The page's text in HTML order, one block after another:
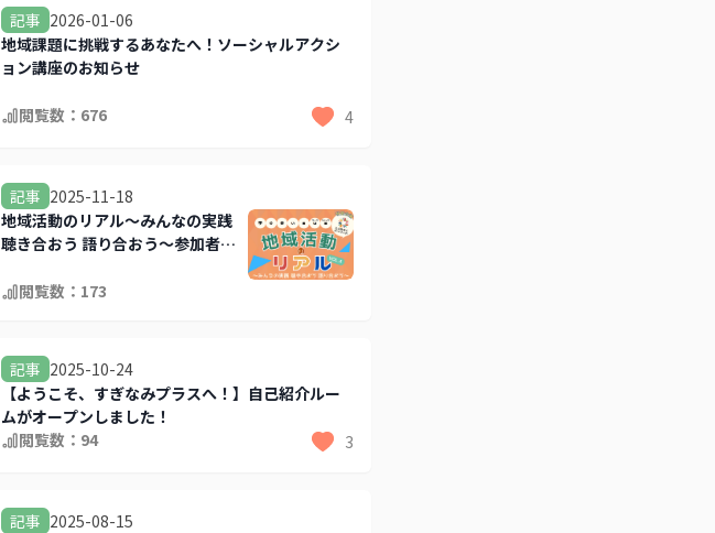
記事 2026-01-06
地域課題に挑戦するあなたへ！ソーシャルアクシ
ョン講座のお知らせ
閲覧数： 676 4
記事 2025-11-18
地域活動のリアル～みんなの実践
聴き合おう 語り合おう～参加者募
閲覧数： 173
記事 2025-10-24
【ようこそ、すぎなみプラスへ！】自己紹介ルー
ムがオープンしました！
閲覧数： 94 3
記事 2025-08-15